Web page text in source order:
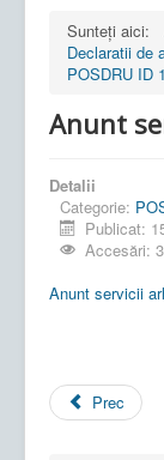
Sunteți aici:
Declaratii de
POSDRU ID
Anunt
Detalii
Categorie:
Publicat:
Accesări:
Anunt servicii
Prec